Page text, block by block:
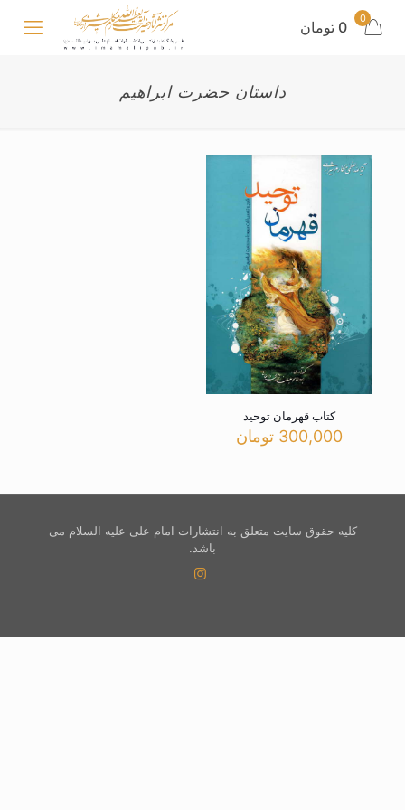
0 0 تومان
داستان حضرت ابراهیم
کتاب قهرمان توحید
300,000 تومان
کلیه حقوق سایت متعلق به انتشارات امام علی علیه السلام می
باشد.